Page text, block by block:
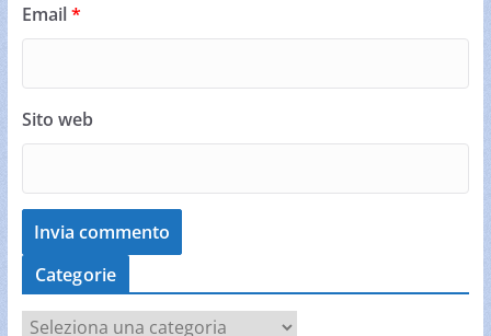
Email*
Sito web
Categorie